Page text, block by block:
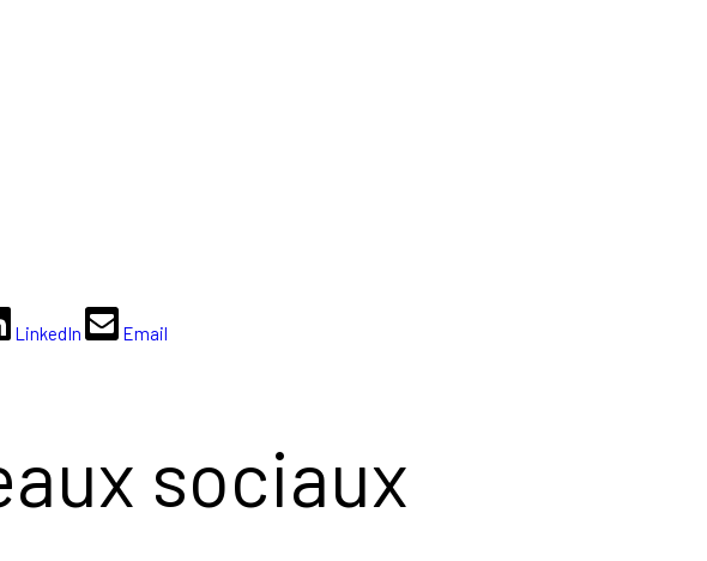
LinkedIn Email
sociaux